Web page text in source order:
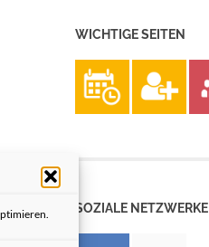
WICHTIGE SEITEN
SOZIALE NETZWERKE